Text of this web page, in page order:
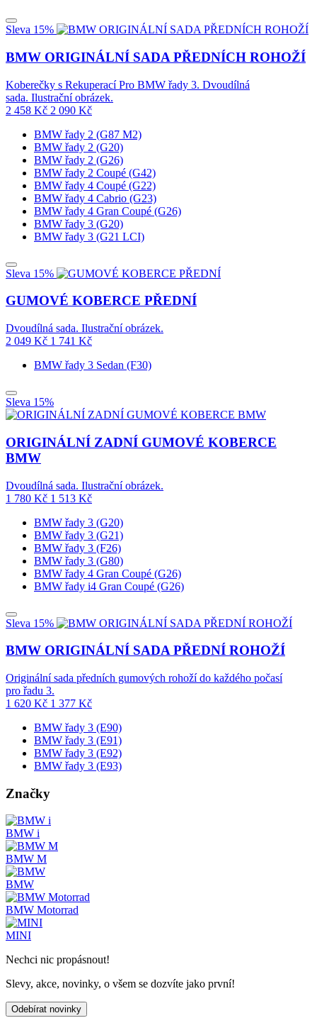
Sleva 15%
BMW ORIGINÁLNÍ SADA PŘEDNÍCH ROHOŽÍ
Koberečky s Rekuperací Pro BMW řady 3. Dvoudílná
sada. Ilustrační obrázek.
2 458 Kč 2 090 Kč
BMW řady 2 (G87 M2)
BMW řady 2 (G20)
BMW řady 2 (G26)
BMW řady 2 Coupé (G42)
BMW řady 4 Coupé (G22)
BMW řady 4 Cabrio (G23)
BMW řady 4 Gran Coupé (G26)
BMW řady 3 (G20)
BMW řady 3 (G21 LCI)
Sleva 15%
GUMOVÉ KOBERCE PŘEDNÍ
Dvoudílná sada. Ilustrační obrázek.
2 049 Kč 1 741 Kč
BMW řady 3 Sedan (F30)
Sleva 15%
ORIGINÁLNÍ ZADNÍ GUMOVÉ KOBERCE
BMW
Dvoudílná sada. Ilustrační obrázek.
1 780 Kč 1 513 Kč
BMW řady 3 (G20)
BMW řady 3 (G21)
BMW řady 3 (F26)
BMW řady 3 (G80)
BMW řady 4 Gran Coupé (G26)
BMW řady i4 Gran Coupé (G26)
Sleva 15%
BMW ORIGINÁLNÍ SADA PŘEDNÍ ROHOŽÍ
Originální sada předních gumových rohoží do každého počasí
pro řadu 3.
1 620 Kč 1 377 Kč
BMW řady 3 (E90)
BMW řady 3 (E91)
BMW řady 3 (E92)
BMW řady 3 (E93)
Značky
BMW i
BMW M
BMW
BMW Motorrad
MINI
Nechci nic propásnout!
Slevy, akce, novinky, o všem se dozvíte jako první!
Odebírat novinky